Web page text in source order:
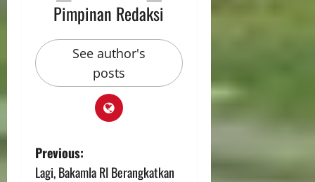
Pimpinan Redaksi
See author's
posts
Previous:
Lagi, Bakamla RI Berangkatkan